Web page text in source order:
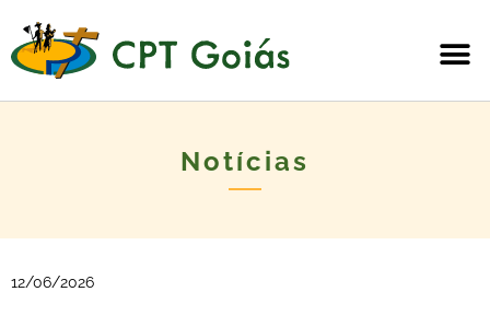
Notícias
12/06/2026